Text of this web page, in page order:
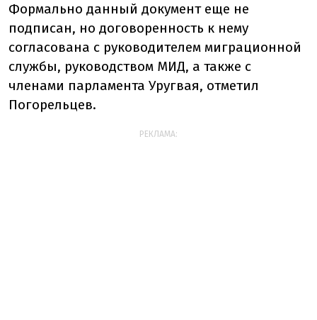
Формально данный документ еще не
подписан, но договоренность к нему
согласована с руководителем миграционной
службы, руководством МИД, а также с
членами парламента Уругвая, отметил
Погорельцев.
РЕКЛАМА: